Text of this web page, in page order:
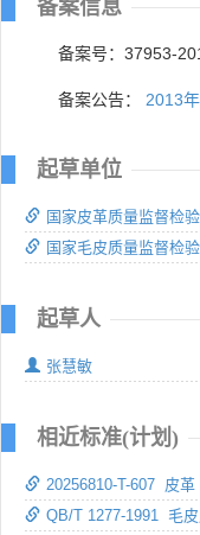
备案信息
备案号：37953-
备案公告： 2013
起草单位
国家皮革质量监督检验
国家毛皮质量监督检
起草人
张慧敏
相近标准(计划)
20256810-T-607 皮
QB/T 1277-1991 毛